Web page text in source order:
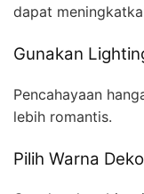
dapat
Gunakan
Pencahayaan
lebih romantis.
Pilih Warna